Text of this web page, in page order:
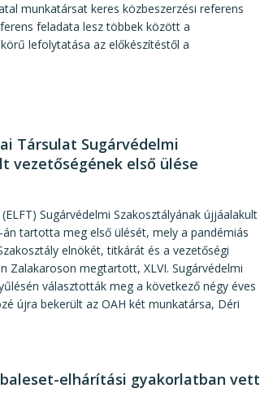
munkatársat keres közbeszerzési referens
feladata lesz többek között a
lefolytatása az előkészítéstől a
Társulat Sugárvédelmi
vezetőségének első ülése
Sugárvédelmi Szakosztályának újjáalakult
tartotta meg első ülését, mely a pandémiás
elnökét, titkárát és a vezetőségi
Zalakaroson megtartott, XLVI. Sugárvédelmi
választották meg a következő négy éves
újra bekerült az OAH két munkatársa, Déri
elhárítási gyakorlatban vett